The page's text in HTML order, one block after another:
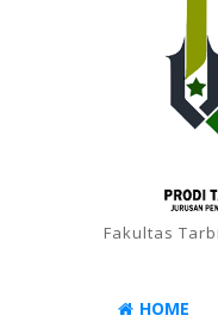
Fakultas
HOME